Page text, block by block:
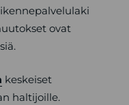
ovat
keskeiset
haltijoille.